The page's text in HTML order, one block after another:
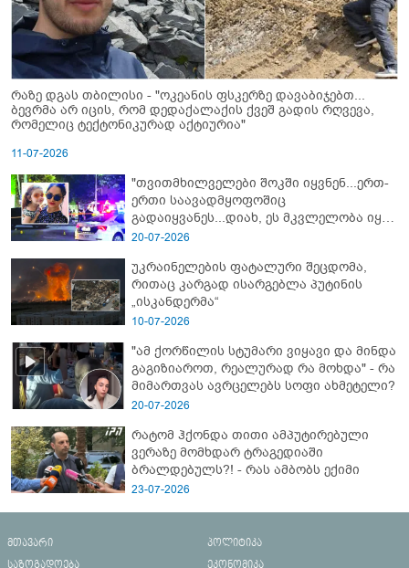
რაზე დგას თბილისი - "ოკეანის ფსკერზე დავაბიჯებთ...
ბევრმა არ იცის, რომ დედაქალაქის ქვეშ გადის რღვევა,
რომელიც ტექტონიკურად აქტიურია"
11-07-2026
"თვითმხილველები შოკში იყვნენ...ერთ-
ერთი საავადმყოფოშიც
გადაიყვანეს...დიახ, ეს მკვლელობა იყო"
- გორში დატრიალებული ტრაგედიის
20-07-2026
უკრაინელების ფატალური შეცდომა,
რითაც კარგად ისარგებლა პუტინის
„ისკანდერმა“
10-07-2026
"ამ ქორწილის სტუმარი ვიყავი და მინდა
გაგიზიაროთ, რეალურად რა მოხდა" - რა
მიმართვას ავრცელებს სოფი ახმეტელი?
20-07-2026
რატომ ჰქონდა თითი ამპუტირებული
ვერაზე მომხდარ ტრაგედიაში
ბრალდებულს?! - რას ამბობს ექიმი
23-07-2026
მთავარი
პოლიტიკა
საზოგადოება
ეკონომიკა